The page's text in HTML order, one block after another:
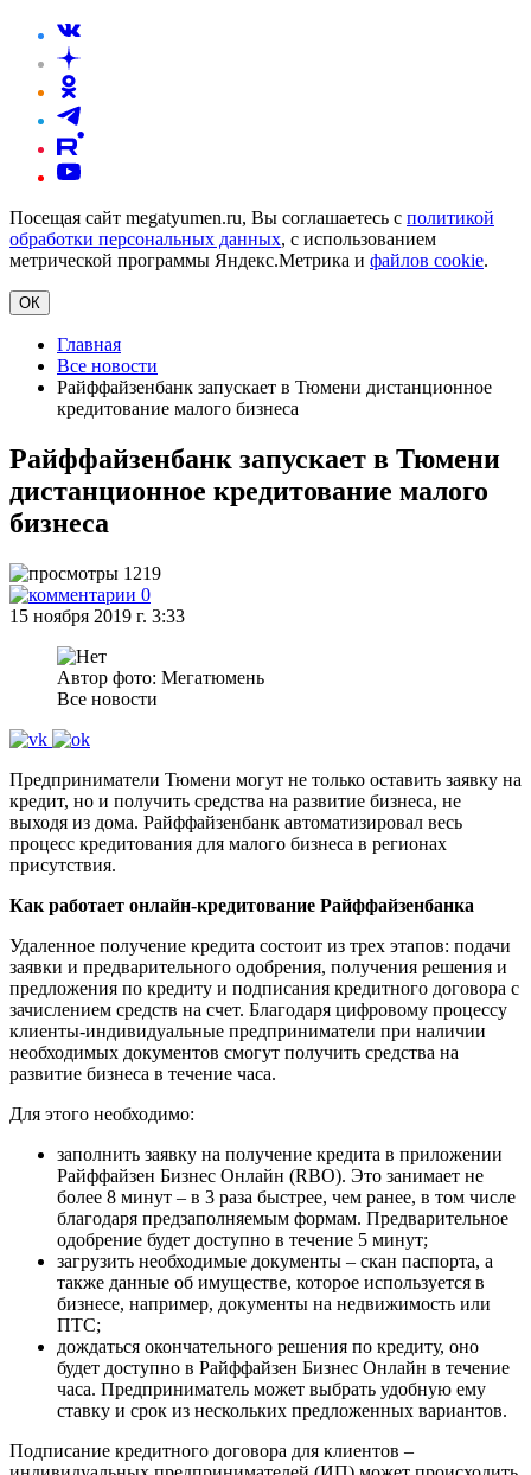
Посещая сайт megatyumen.ru, Вы соглашаетесь с политикой
обработки персональных данных, с использованием
метрической программы Яндекс.Метрика и файлов cookie.
ОК
Главная
Все новости
Райффайзенбанк запускает в Тюмени дистанционное
кредитование малого бизнеса
Райффайзенбанк запускает в Тюмени
дистанционное кредитование малого
бизнеса
1219
0
15 ноября 2019 г. 3:33
Автор фото: Мегатюмень
Все новости
Предприниматели Тюмени могут не только оставить заявку на
кредит, но и получить средства на развитие бизнеса, не
выходя из дома. Райффайзенбанк автоматизировал весь
процесс кредитования для малого бизнеса в регионах
присутствия.
Как работает онлайн-кредитование Райффайзенбанка
Удаленное получение кредита состоит из трех этапов: подачи
заявки и предварительного одобрения, получения решения и
предложения по кредиту и подписания кредитного договора с
зачислением средств на счет. Благодаря цифровому процессу
клиенты-индивидуальные предприниматели при наличии
необходимых документов смогут получить средства на
развитие бизнеса в течение часа.
Для этого необходимо:
заполнить заявку на получение кредита в приложении
Райффайзен Бизнес Онлайн (RBO). Это занимает не
более 8 минут – в 3 раза быстрее, чем ранее, в том числе
благодаря предзаполняемым формам. Предварительное
одобрение будет доступно в течение 5 минут;
загрузить необходимые документы – скан паспорта, а
также данные об имуществе, которое используется в
бизнесе, например, документы на недвижимость или
ПТС;
дождаться окончательного решения по кредиту, оно
будет доступно в Райффайзен Бизнес Онлайн в течение
часа. Предприниматель может выбрать удобную ему
ставку и срок из нескольких предложенных вариантов.
Подписание кредитного договора для клиентов –